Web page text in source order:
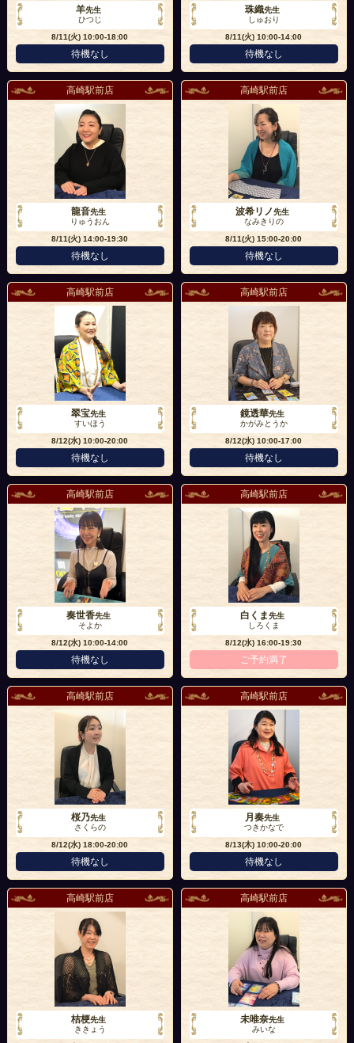
羊先生
ひつじ
8/11(火)10:00-18:00
待機なし
珠織先生
しゅおり
8/11(火)10:00-14:00
待機なし
高崎駅前店
龍音先生
りゅうおん
8/11(火)14:00-19:30
待機なし
高崎駅前店
波希リノ先生
なみきりの
8/11(火)15:00-20:00
待機なし
高崎駅前店
翠宝先生
すいほう
8/12(水)10:00-20:00
待機なし
高崎駅前店
鏡透華先生
かがみとうか
8/12(水)10:00-17:00
待機なし
高崎駅前店
奏世香先生
そよか
8/12(水)10:00-14:00
待機なし
高崎駅前店
白くま先生
しろくま
8/12(水)16:00-19:30
ご予約満了
高崎駅前店
桜乃先生
さくらの
8/12(水)18:00-20:00
待機なし
高崎駅前店
月奏先生
つきかなで
8/13(木)10:00-20:00
待機なし
高崎駅前店
桔梗先生
ききょう
高崎駅前店
未唯奈先生
みいな